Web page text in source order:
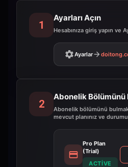
1
Ayarları Açın
Hesabınıza giriş yapın ve
Ayarlar
2
Abonelik Bölümünü
Abonelik bölümünü bulmak
mevcut planınız ve
Pro Plan
(Trial)
ACTIVE